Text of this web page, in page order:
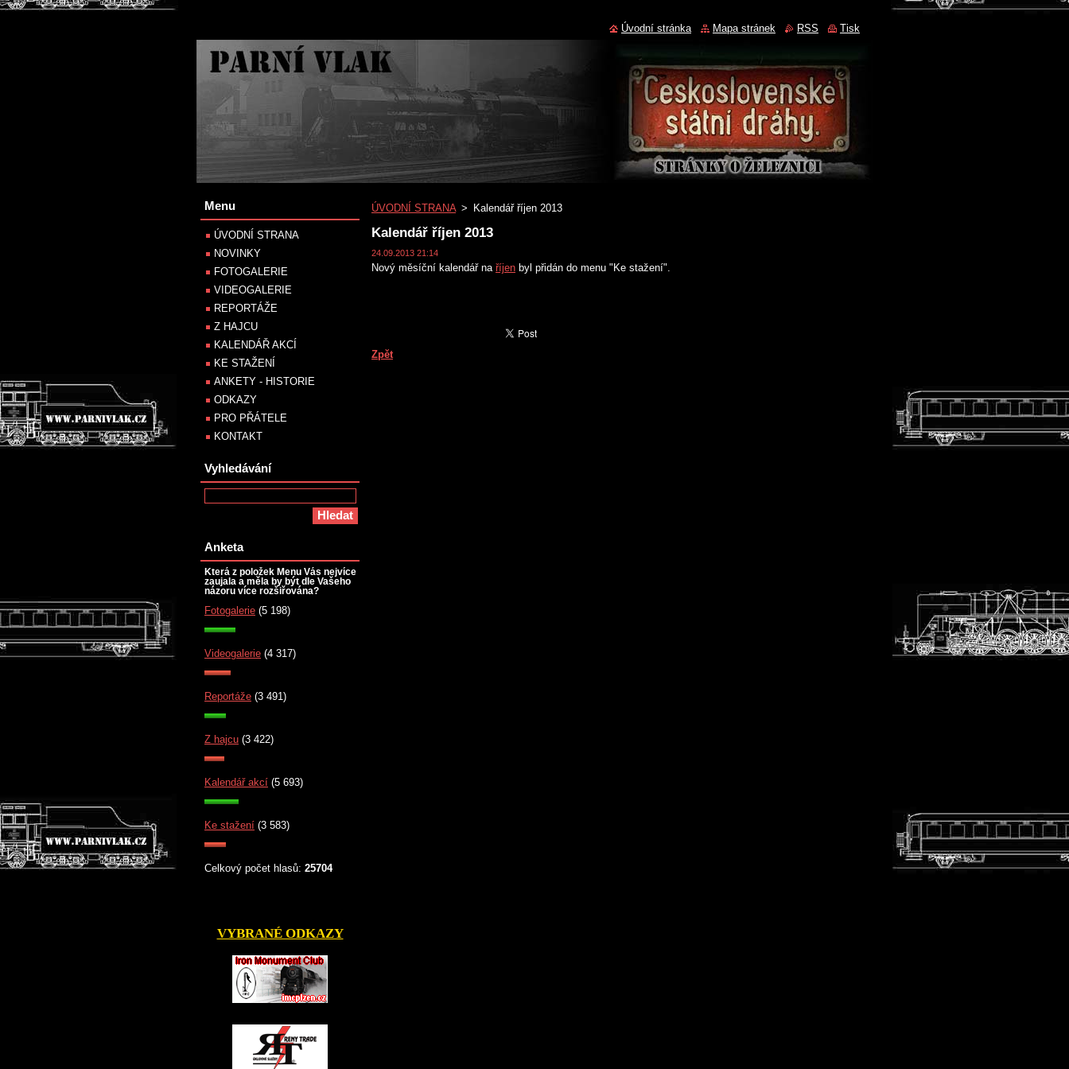
ÚVODNÍ STRANA > Kalendář říjen 2013
Kalendář říjen 2013
24.09.2013 21:14
Nový měsíční kalendář na říjen byl přidán do menu "Ke stažení".
Zpět
Menu
ÚVODNÍ STRANA
NOVINKY
FOTOGALERIE
VIDEOGALERIE
REPORTÁŽE
Z HAJCU
KALENDÁŘ AKCÍ
KE STAŽENÍ
ANKETY - HISTORIE
ODKAZY
PRO PŘÁTELE
KONTAKT
Vyhledávání
Anketa
Která z položek Menu Vás nejvíce
zaujala a měla by být dle Vašeho
názoru více rozšiřována?
Fotogalerie (5 198)
Videogalerie (4 317)
Reportáže (3 491)
Z hajcu (3 422)
Kalendář akcí (5 693)
Ke stažení (3 583)
Celkový počet hlasů: 25704
VYBRANÉ ODKAZY
Úvodní stránka Mapa stránek RSS Tisk